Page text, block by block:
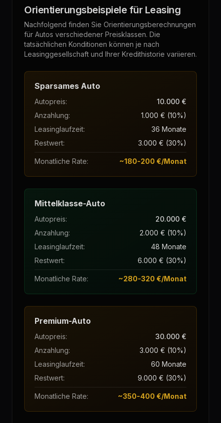
Orientierungsbeispiele für Leasing
Nachfolgend finden Sie Orientierungsberechnungen
für Autos verschiedener Preisklassen. Die
tatsächlichen Konditionen können je nach
Leasinggesellschaft und Ihrer Kredithistorie variieren.
Sparsames Auto
Autopreis:
10.000 €
Anzahlung:
1.000 € (10%)
Leasinglaufzeit:
36 Monate
Restwert: 3.000 € (30%)
Monatliche Rate: ~180-200 €/Monat
Mittelklasse-Auto
Autopreis:
20.000 €
Anzahlung:
2.000 € (10%)
Leasinglaufzeit:
48 Monate
Restwert: 6.000 € (30%)
Monatliche Rate: ~280-320 €/Monat
Premium-Auto
Autopreis:
30.000 €
Anzahlung:
3.000 € (10%)
Leasinglaufzeit:
60 Monate
Restwert: 9.000 € (30%)
Monatliche Rate: ~350-400 €/Monat